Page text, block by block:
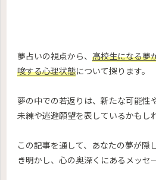
夢占いの視点から、 高校生になる夢
唆する心理状態について探ります。
夢の中での若返りは、新たな可能性
未練や逃避願望を表しているかもし
この記事を通して、あなたの夢が隠
き明かし、心の奥深くにあるメッセ